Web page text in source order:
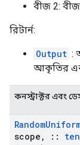
বীজ 2: বীজ
রিটার্ন:
Output :
আকৃতির
কনস্ট্রাক্টর এবং
Random
scope , ::